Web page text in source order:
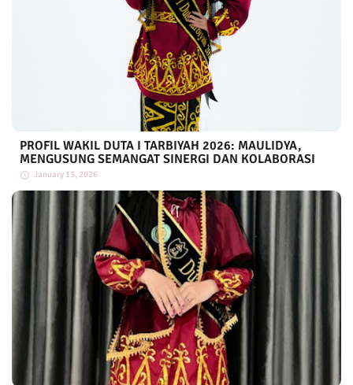
PROFIL WAKIL DUTA I TARBIYAH 2026: MAULIDYA,
MENGUSUNG SEMANGAT SINERGI DAN KOLABORASI
January 13, 2026